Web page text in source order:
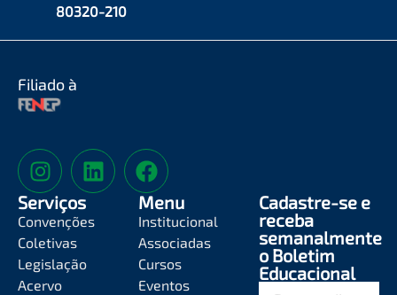
80320-210
Filiado à
Serviços
Convenções
Coletivas
Legislação
Acervo
Menu
Institucional
Associadas
Cursos
Eventos
Cadastre-se e
receba
semanalmente
o Boletim
Educacional